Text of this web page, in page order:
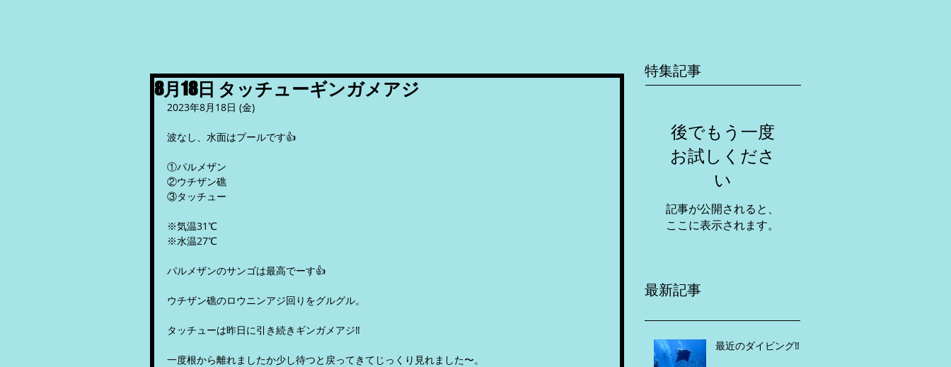
8月18日 タッチューギンガメアジ
2023年8月18日 (金)
波なし、水面はプールです👍
①パルメザン
②ウチザン礁
③タッチュー
※気温31℃
※水温27℃
パルメザンのサンゴは最高でーす👍
ウチザン礁のロウニンアジ回りをグルグル。
タッチューは昨日に引き続きギンガメアジ‼️
一度根から離れましたか少し待つと戻ってきてじっくり見れました〜。
特集記事
後でもう一度
お試しくださ
い
記事が公開されると、
ここに表示されます。
最新記事
最近のダイビング‼️